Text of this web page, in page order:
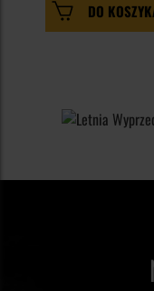
DO